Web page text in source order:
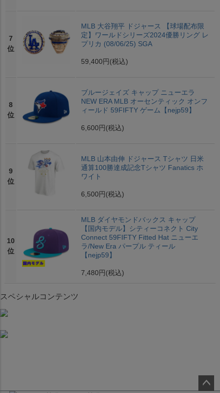
7
位
MLB 大谷翔平 ドジャース 【球場配布限
定】ワールドシリーズ2024優勝リング レ
プリカ (08/06/25) SGA
59,400円 (税込)
8
位
ブルージェイズ キャップ ニューエラ
NEW ERA MLB オーセンティック オンフ
ィールド 59FIFTY ゲーム【nejp59】
6,600円 (税込)
9
位
MLB 山本由伸 ドジャース Tシャツ 日米
通算100勝達成記念Tシャツ Fanatics ホ
ワイト
6,500円 (税込)
10
位
MLB ダイヤモンドバックス キャップ
【国内モデル】シティーコネクト City
Connect 59FIFTY Fitted Hat ニューエ
ラ/New Era パープル ティール
【nejp59】
7,480円 (税込)
スペシャルコンテンツ